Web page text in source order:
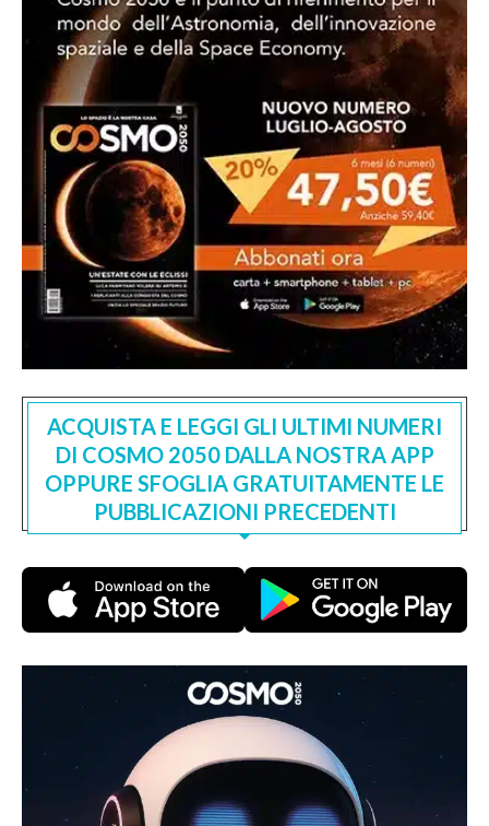
ACQUISTA E LEGGI GLI ULTIMI NUMERI
DI COSMO 2050 DALLA NOSTRA APP
OPPURE SFOGLIA GRATUITAMENTE LE
PUBBLICAZIONI PRECEDENTI